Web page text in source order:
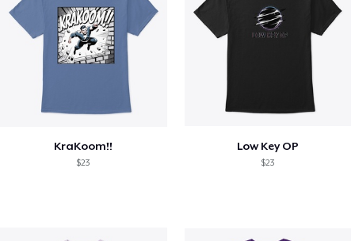
KraKoom!!
$23
Low Key OP
$23